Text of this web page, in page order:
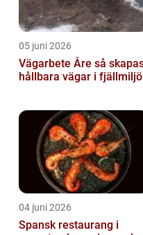
05 juni 2026
Vägarbete Åre så skapas
hållbara vägar i fjällmiljö
04 juni 2026
Spansk restaurang i